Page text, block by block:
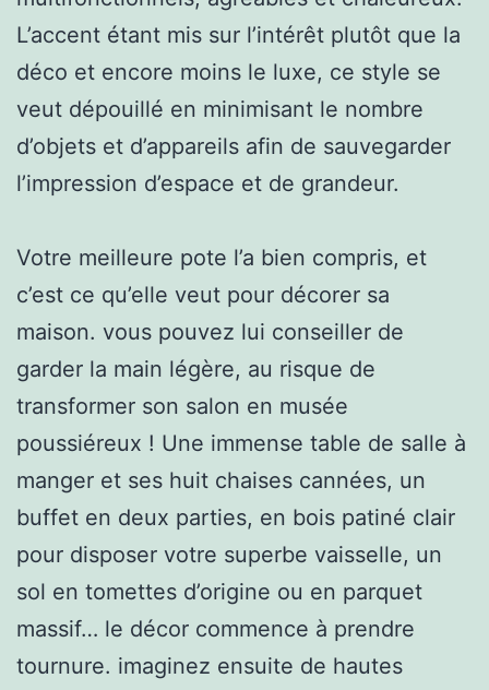
L’accent étant mis sur l’intérêt plutôt que la
déco et encore moins le luxe, ce style se
veut dépouillé en minimisant le nombre
d’objets et d’appareils afin de sauvegarder
l’impression d’espace et de grandeur.
Votre meilleure pote l’a bien compris, et
c’est ce qu’elle veut pour décorer sa
maison. vous pouvez lui conseiller de
garder la main légère, au risque de
transformer son salon en musée
poussiéreux ! Une immense table de salle à
manger et ses huit chaises cannées, un
buffet en deux parties, en bois patiné clair
pour disposer votre superbe vaisselle, un
sol en tomettes d’origine ou en parquet
massif… le décor commence à prendre
tournure. imaginez ensuite de hautes